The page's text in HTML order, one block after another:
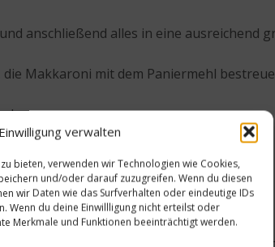
Einwilligung verwalten
bieten, verwenden wir Technologien wie Cookies,
und/oder darauf zuzugreifen. Wenn du diesen
wir Daten wie das Surfverhalten oder eindeutige IDs
Wenn du deine Einwillligung nicht erteilst oder
Merkmale und Funktionen beeinträchtigt werden.
anschließend alles in eine ausreichend
Makkaroni mit dem Paniermehl